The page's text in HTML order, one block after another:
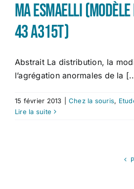
MA Esmaelli
43 A315T)
Abstrait La distribution, la
l’agrégation anormales de la
15 février 2013 Chez la souris,
Lire la suite